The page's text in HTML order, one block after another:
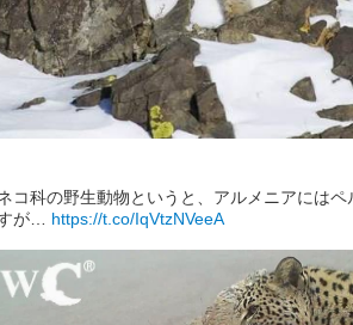
コ科の野生動物というと、アルメニアには
が… https://t.co/IqVtzNVeeA